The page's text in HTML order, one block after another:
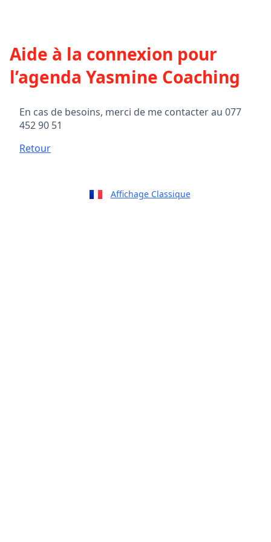
Aide à la connexion pour
l’agenda Yasmine Coaching
En cas de besoins, merci de me contacter au 077
452 90 51
Retour
Affichage Classique